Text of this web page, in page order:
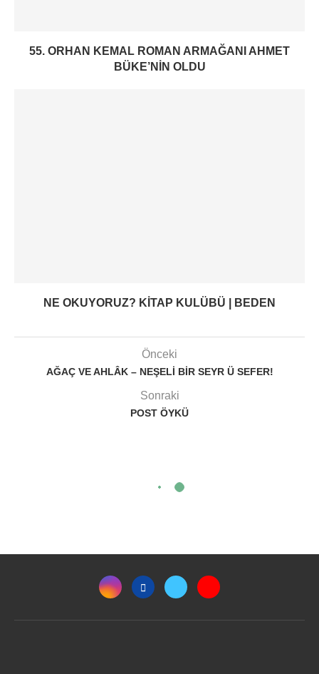
55. ORHAN KEMAL ROMAN ARMAĞANI AHMET
BÜKE’NIN OLDU
NE OKUYORUZ? KITAP KULÜBÜ | BEDEN
Önceki
AĞAÇ VE AHLÂK – NEŞELI BIR SEYR Ü SEFER!
Sonraki
POST ÖYKÜ